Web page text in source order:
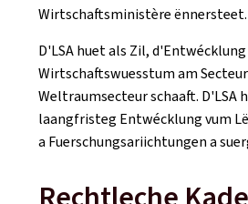
Wirtschaftsministère ënnersteet.
D'LSA huet als Zil,
Wirtschaftswuesstum am
Weltraumsecteur schaaft. D'LSA
laangfristeg Entwécklung vum
a Fuerschungsariichtungen a